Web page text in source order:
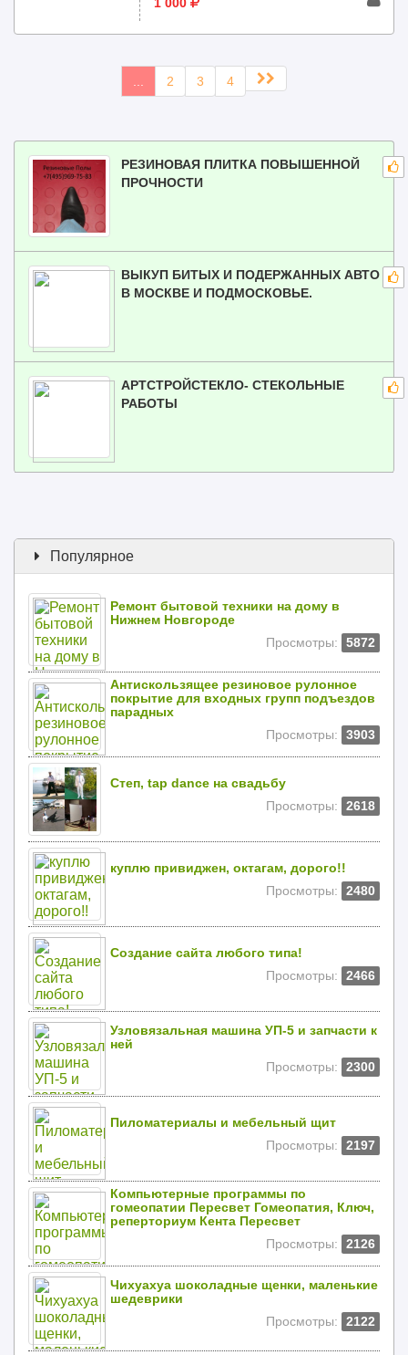
2 3 4
РЕЗИНОВАЯ ПЛИТКА ПОВЫШЕННОЙ
ПРОЧНОСТИ
ВЫКУП БИТЫХ И ПОДЕРЖАННЫХ АВТО
В МОСКВЕ И ПОДМОСКОВЬЕ.
АРТСТРОЙСТЕКЛО- СТЕКОЛЬНЫЕ
РАБОТЫ
Популярное
Ремонт бытовой техники на дому в
Нижнем Новгороде
Просмотры:
5872
Антискользящее резиновое рулонное
покрытие для входных групп подъездов
парадных
Просмотры:
3903
Степ, tap dance на свадьбу
Просмотры:
2618
куплю привиджен, октагам, дорого!!
Просмотры:
2480
Создание сайта любого типа!
Просмотры:
2466
Узловязальная машина УП-5 и запчасти к
ней
Просмотры:
2300
Пиломатериалы и мебельный щит
Просмотры:
2197
Компьютерные программы по
гомеопатии Пересвет Гомеопатия, Ключ,
реперториум Кента Пересвет
Просмотры:
2126
Чихуахуа шоколадные щенки, маленькие
шедеврики
Просмотры:
2122